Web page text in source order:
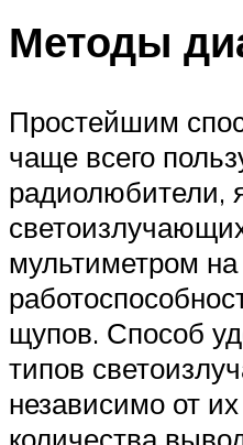
Методы
Простейшим
чаще всего
радиолюбители,
мультиметром на
щупов. Способ
типов
независимо от
количества